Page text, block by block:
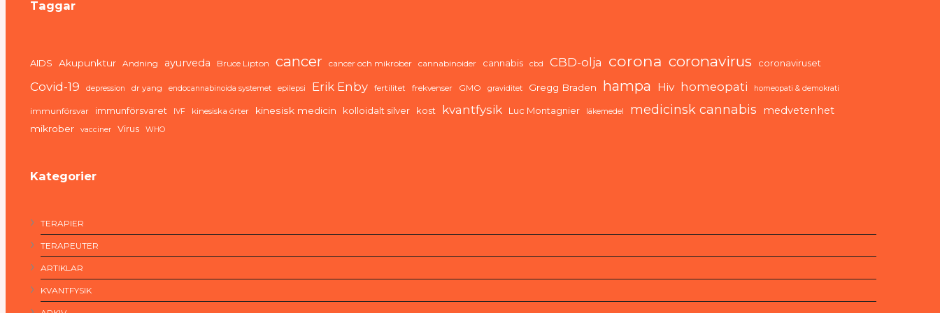
Taggar
AIDS Akupunktur Andning ayurveda Bruce Lipton cancer cancer och mikrober cannabinoider cannabis cbd CBD-olja corona coronavirus coronaviruset
Covid-19 depression dr yang endocannabinoida systemet epilepsi Erik Enby fertilitet frekvenser GMO graviditet Gregg Braden hampa Hiv homeopati homeopati & demokrati
immunförsvar immunförsvaret IVF kinesiska örter kinesisk medicin kolloidalt silver kost kvantfysik Luc Montagnier läkemedel medicinsk cannabis medvetenhet
mikrober vacciner Virus WHO
Kategorier
TERAPIER
TERAPEUTER
ARTIKLAR
KVANTFYSIK